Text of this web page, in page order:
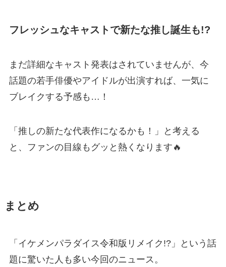
フレッシュなキャストで新たな推し誕生も!?
まだ詳細なキャスト発表はされていませんが、今
話題の若手俳優やアイドルが出演すれば、一気に
ブレイクする予感も…！
「推しの新たな代表作になるかも！」と考える
と、ファンの目線もグッと熱くなります🔥
まとめ
「イケメンパラダイス令和版リメイク!?」という話
題に驚いた人も多い今回のニュース。